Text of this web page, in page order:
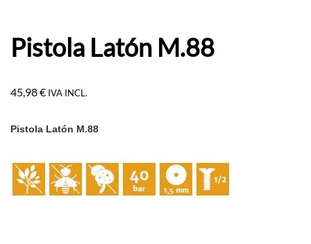
Pistola Latón M.88
45,98€ IVA INCL.
Pistola Latón M.88